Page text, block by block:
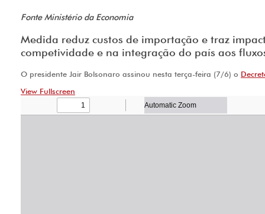
Fonte Ministério da Economia
Medida reduz custos de importação e traz
competividade e na integração do país aos
O presidente Jair Bolsonaro assinou nesta terça-feira (7/6) o
View Fullscreen